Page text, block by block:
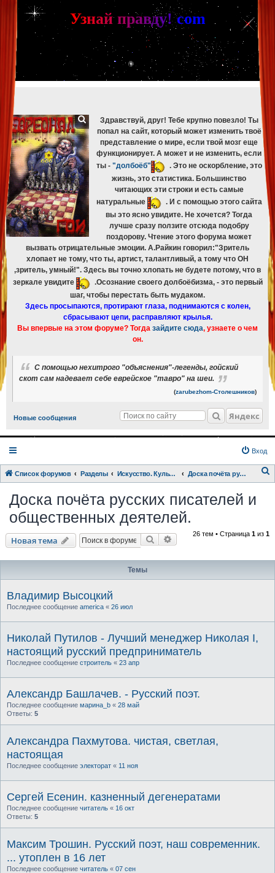
[phpBB Debug] PHP Warning : in file [ROOT]/phpbb/db/driver/mysqli.php
mysqli_fetch_assoc(): Couldn't fetch mysqli_result
[phpBB Debug] PHP Warning: in file[ROOT]/phpbb/db/driver/mysqli.php 329
mysqli_free_result(): Couldn't fetch mysqli_result
[phpBB Debug] PHP Warning
[ROOT]/phpbb/db/driver/mysqli.php on line 265
mysqli_fetch_assoc(): Couldn't fetch mysqli_result
[phpBB Debug] PHP Warning
: in file [ROOT]/phpbb/db/driver/mysqli.php on line329
mysqli_free_result(): Couldn't fetch mysqli_result
[phpBB Debug] PHP Warning: in file [ROOT]/phpbb/db/driver/mysqli.php on line 265
mysqli_fetch_assoc(): Couldn't fetch mysqli_result
[phpBB Debug] PHP Warning
[ROOT]/phpbb/db/driver/mysqli.php on line329:
mysqli_free_result(): Couldn't fetch mysqli_result
Узнай правду! com
Здравствуй, друг! Тебе крупно повезло! Ты
попал на сайт, который может изменить твоё
представление о мире, если твой мозг еще
функционирует. А может и не изменить, если
ты - "долбоёб"
. Это не оскорбление, это
жизнь, это статистика. Большинство
читающих эти строки и есть самые
натуральные
. И с помощью этого сайта
вы это ясно увидите. Не хочется? Тогда
лучше сразу ползите отсюда подобру
поздорову. Чтение этого форума может
вызвать отрицательные эмоции. А.Райкин говорил:"Зритель
хлопает не тому, что ты, артист, талантливый, а тому что ОН
,зритель, умный!". Здесь вы точно хлопать не будете потому, что в
зеркале увидите
.Осознание своего долбоёбизма, - это первый
шаг, чтобы перестать быть мудаком.
Здесь просыпаются, протирают глаза, поднимаются с колен,
сбрасывают цепи, расправляют крылья.
Вы впервые на этом форуме? Тогда зайдите сюда, узнаете о чем
он.
С помощью нехитрого "объяснения"-легенды, гойский
скот сам надевает себе еврейское "тавро" на шеи.
(zarubezhom-Столешников)
Новые сообщения Яндекс
Вход
Список форумов Разделы Искусство. Культурка. Кинцо. Доска почёта русских писателей и общественных деятелей.
Доска почёта русских писателей и
общественных деятелей.
Новая тема Поиск Расширенный поиск
26 тем • Страница 1 из 1
Темы
Владимир Высоцкий
Последнее сообщение america « 26 июл
Николай Путилов - Лучший менеджер Николая I,
настоящий русский предприниматель
Последнее сообщение строитель « 23 апр
Александр Башлачев. - Русский поэт.
Последнее сообщение марина_b « 28 май
Ответы: 5
Александра Пахмутова. чистая, светлая,
настоящая
Последнее сообщение электорат « 11 ноя
Сергей Есенин. казненный дегенератами
Последнее сообщение читатель « 16 окт
Ответы: 5
Максим Трошин. Русский поэт, наш современник.
... утоплен в 16 лет
Последнее сообщение читатель « 07 сен